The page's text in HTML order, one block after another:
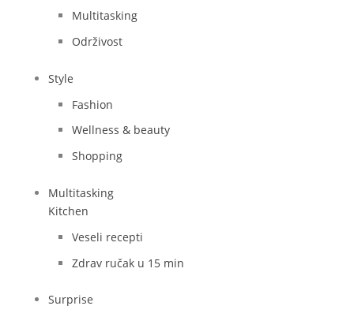
Multitasking
Održivost
Style
Fashion
Wellness & beauty
Shopping
Multitasking
Kitchen
Veseli recepti
Zdrav ručak u 15 min
Surprise